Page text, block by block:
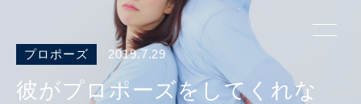
プロポーズ 2019.7.29
彼がプロポーズをしてくれな